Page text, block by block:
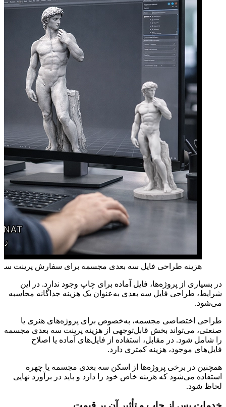
هزینه طراحی فایل سه بعدی مجسمه برای سفارش پرینت
در بسیاری از پروژه‌ها، فایل آماده برای چاپ وجود ندارد. در این
شرایط، طراحی فایل سه بعدی به‌عنوان یک هزینه جداگانه محاسبه
می‌شود.
طراحی اختصاصی مجسمه، به‌خصوص برای پروژه‌های هنری یا
صنعتی، می‌تواند بخش قابل‌توجهی از هزینه پرینت سه بعدی مجسمه
را شامل شود. در مقابل، استفاده از فایل‌های آماده یا اصلاح
فایل‌های موجود، هزینه کمتری دارد.
همچنین در برخی پروژه‌ها از اسکن سه بعدی مجسمه یا چهره
استفاده می‌شود که هزینه خاص خود را دارد و باید در برآورد نهایی
لحاظ شود.